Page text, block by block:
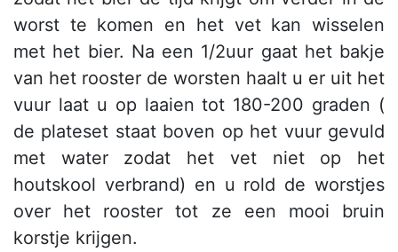
worst te komen en het vet kan wisselen
met het bier. Na een 1/2uur gaat het bakje
van het rooster de worsten haalt u er uit het
vuur laat u op laaien tot 180-200 graden (
de plateset staat boven op het vuur gevuld
met water zodat het vet niet op het
houtskool verbrand) en u rold de worstjes
over het rooster tot ze een mooi bruin
korstje krijgen.